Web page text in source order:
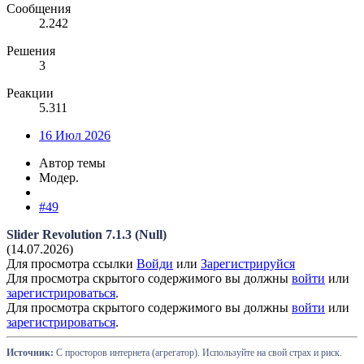
Сообщения
2.242
Решения
3
Реакции
5.311
16 Июл 2026
Автор темы
Модер.
#49
Slider Revolution 7.1.3 (Null)
(14.07.2026)
Для просмотра ссылки Войди или Зарегистрируйся
Для просмотра скрытого содержимого вы должны войти или
зарегистрироваться.
Для просмотра скрытого содержимого вы должны войти или
зарегистрироваться.
Источник: С просторов интернета (агрегатор). Используйте на свой страх и риск.